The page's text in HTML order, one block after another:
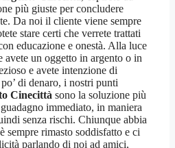
più giuste per concludere
Da noi il cliente viene sempre
stare certi che verrete trattati
educazione e onestà. Alla luce
avete un oggetto in argento o in
e avete intenzione di
di denaro, i nostri punti
Cinecittà sono la soluzione più
immediato, in maniera
senza rischi. Chiunque abbia
sempre rimasto soddisfatto e ci
parlando di noi ad amici,